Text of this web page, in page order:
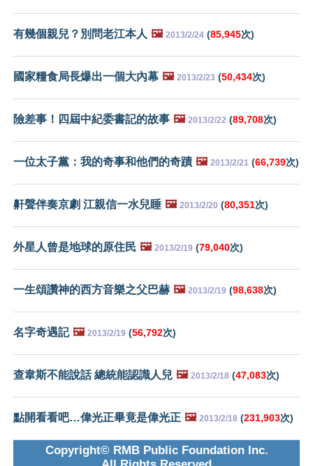
有幾個親兒？別問老江本人 🖼️ 2013/2/24 (85,945次)
國家糧食局長爆出一個大內幕 🖼️ 2013/2/23 (50,434次)
險差事！四屆中紀委書記的故事 🖼️ 2013/2/22 (89,708次)
一位太子黨：我的奇事和他們的奇蹟 🖼️ 2013/2/21 (66,739次)
鼾聲伴奏京劇 江親信一水兒睡 🖼️ 2013/2/20 (80,351次)
外星人曾是地球的原住民 🖼️ 2013/2/19 (79,040次)
一生頌讚神的西方音樂之父巴赫 🖼️ 2013/2/19 (98,638次)
名字奇遇記 🖼️ 2013/2/19 (56,792次)
查韋斯不能說話 總統能認識人兒 🖼️ 2013/2/18 (47,083次)
點開看看吧…偉光正畢竟是偉光正 🖼️ 2013/2/18 (231,903次)
Copyright© RMB Public Foundation Inc.